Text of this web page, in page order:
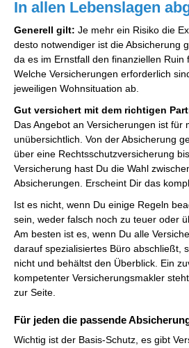
In allen Lebenslagen
Generell gilt: Je mehr ein Risiko die
desto notwendiger ist die Absicherung
da es im Ernstfall den finanziellen Ruin
Welche Versicherungen erforderlich
jeweiligen Wohnsituation ab.
Gut versichert mit dem richtigen
Das Angebot an Versicherungen ist für
unübersichtlich. Von der Absicherung
über eine Rechtsschutzversicherung
Versicherung hast Du die Wahl
Absicherungen. Erscheint Dir das
Ist es nicht, wenn Du einige Regeln
sein, weder falsch noch zu teuer oder
Am besten ist es, wenn Du alle
darauf spezialisiertes Büro abschließt,
nicht und behältst den Überblick. Ein
kompetenter Versicherungsmakler
zur Seite.
Für jeden die passende
Wichtig ist der Basis-Schutz, es gibt